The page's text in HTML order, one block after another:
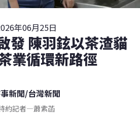
年06月25日
發 陳羽鉉以茶渣貓
業循環新路徑
新聞/台灣新聞
約記者—蕭紫菡